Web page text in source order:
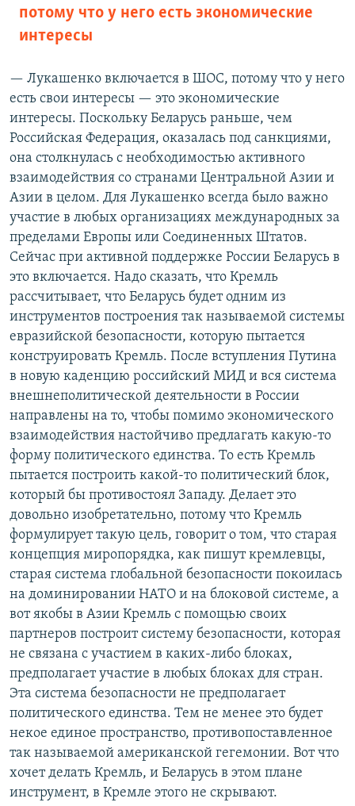
потому что у него есть экономические
интересы
— Лукашенко включается в ШОС, потому что у него
есть свои интересы — это экономические
интересы. Поскольку Беларусь раньше, чем
Российская Федерация, оказалась под санкциями,
она столкнулась с необходимостью активного
взаимодействия со странами Центральной Азии и
Азии в целом. Для Лукашенко всегда было важно
участие в любых организациях международных за
пределами Европы или Соединенных Штатов.
Сейчас при активной поддержке России Беларусь в
это включается. Надо сказать, что Кремль
рассчитывает, что Беларусь будет одним из
инструментов построения так называемой системы
евразийской безопасности, которую пытается
конструировать Кремль. После вступления Путина
в новую каденцию российский МИД и вся система
внешнеполитической деятельности в России
направлены на то, чтобы помимо экономического
взаимодействия настойчиво предлагать какую-то
форму политического единства. То есть Кремль
пытается построить какой-то политический блок,
который бы противостоял Западу. Делает это
довольно изобретательно, потому что Кремль
формулирует такую цель, говорит о том, что старая
концепция миропорядка, как пишут кремлевцы,
старая система глобальной безопасности покоилась
на доминировании НАТО и на блоковой системе, а
вот якобы в Азии Кремль с помощью своих
партнеров построит систему безопасности, которая
не связана с участием в каких-либо блоках,
предполагает участие в любых блоках для стран.
Эта система безопасности не предполагает
политического единства. Тем не менее это будет
некое единое пространство, противопоставленное
так называемой американской гегемонии. Вот что
хочет делать Кремль, и Беларусь в этом плане
инструмент, в Кремле этого не скрывают.